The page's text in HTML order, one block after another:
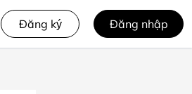
Đăng ký Đăng nhập